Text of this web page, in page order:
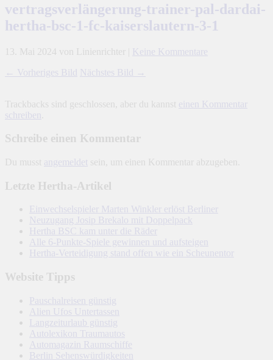
vertragsverlängerung-trainer-pal-dardai-
hertha-bsc-1-fc-kaiserslautern-3-1
13. Mai 2024 von Linienrichter
Keine Kommentare
← Vorheriges Bild
Nächstes Bild →
Trackbacks sind geschlossen, aber du kannst einen Kommentar
schreiben
Schreibe einen Kommentar
Du musst angemeldet sein, um einen Kommentar abzugeben.
Letzte Hertha-Artikel
Einwechselspieler Marten Winkler erlöst Berliner
Neuzugang Josip Brekalo mit Doppelpack
Hertha BSC kam unter die Räder
Alle 6-Punkte-Spiele gewinnen und aufsteigen
Hertha-Verteidigung stand offen wie ein Scheunentor
Website Tipps
Pauschalreisen günstig
Alien Ufos Untertassen
Langzeiturlaub günstig
Autolexikon Traumautos
Automagazin Raumschiffe
Berlin Sehenswürdigkeiten